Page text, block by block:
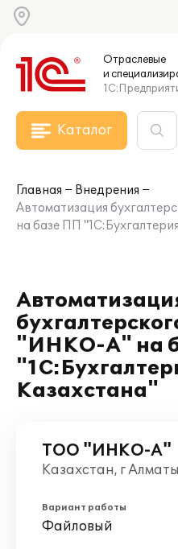
Отраслевые
и
Каталог
Главная
Внедрения
Автоматизация
на базе ПП
"ИНКО-А" на
Казахстана"
ТОО "ИНКО-А"
Казахстан, г
Вариант работы
Файловый